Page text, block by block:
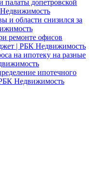
палаты допетровской
и области снизился за
ремонте офисов
| РБК Недвижимость
на ипотеку на разные
ипотечного
Недвижимость